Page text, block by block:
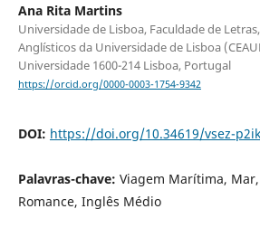
Ana Rita Martins
Universidade de Lisboa, Faculdade de
Anglísticos da Universidade de Lisboa
Universidade 1600-214 Lisboa, Portugal
https://orcid.org/0000-0003-1754-9342
DOI: https://doi.org/10.34619/vsez-p2ik
Palavras-chave: Viagem Marítima,
Romance, Inglês Médio